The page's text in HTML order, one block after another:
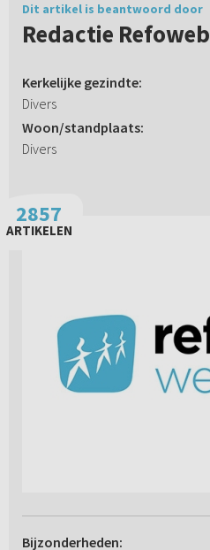
Dit artikel is beantwoord door
Redactie Refoweb
Kerkelijke gezindte:
Divers
Woon/standplaats:
Divers
2857
ARTIKELEN
Bijzonderheden: